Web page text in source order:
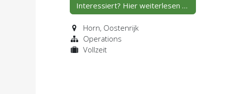
Interessiert? Hier weiterlesen …
Horn, Oostenrijk
Operations
Vollzeit